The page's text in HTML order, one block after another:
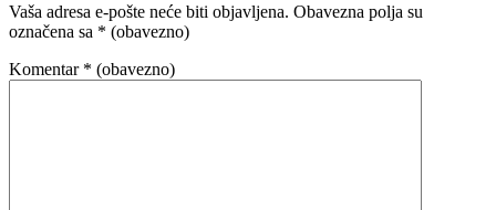
Vaša adresa e-pošte neće biti objavljena. Obavezna polja su
označena sa * (obavezno)
Komentar * (obavezno)